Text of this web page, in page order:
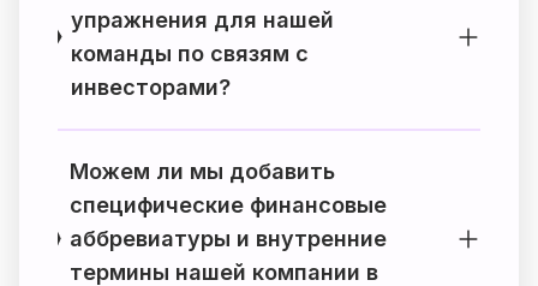
упражнения для нашей
команды по связям с
инвесторами?
Можем ли мы добавить
специфические финансовые
аббревиатуры и внутренние
термины нашей компании в